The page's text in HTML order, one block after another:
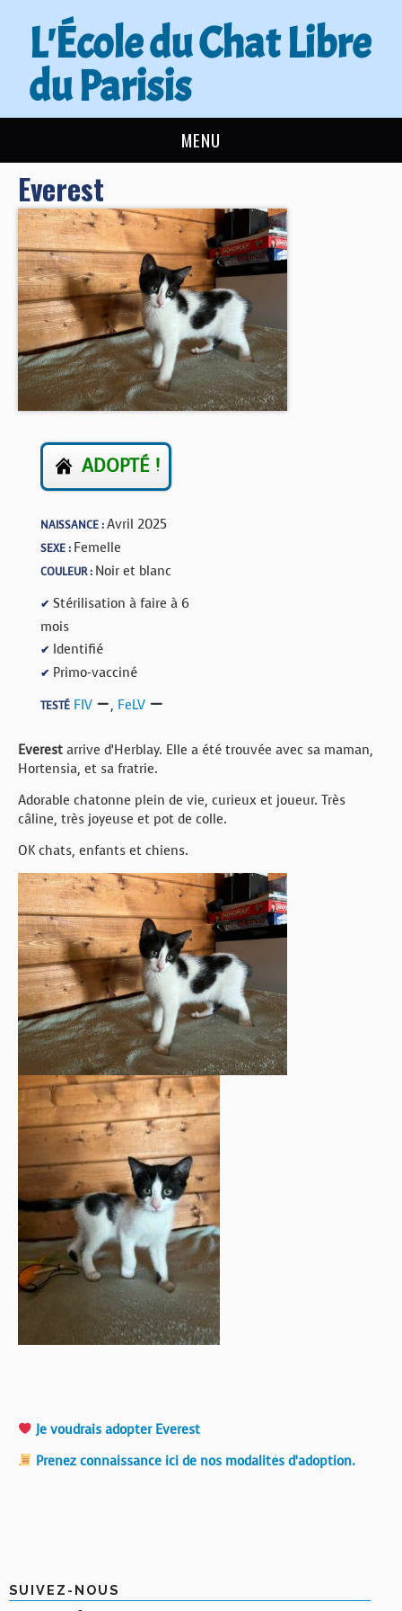
L'École du Chat Libre
du Parisis
MENU
L’ÉCOLE DU CHAT
ACTUALITÉS
ADOPTER
NOUS AIDER
CONTACT
BOUTIQUE
FORUM
Everest
ADOPTÉ !
NAISSANCE :Avril 2025
SEXE : Femelle
COULEUR : Noir et blanc
✔ Stérilisation à faire à 6
mois
✔ Identifié
✔ Primo-vacciné
TESTÉ FIV , FeLV
Everest arrive d’Herblay. Elle a été trouvée avec sa maman,
Hortensia, et sa fratrie.
Adorable chatonne plein de vie, curieux et joueur. Très
câline, très joyeuse et pot de colle.
OK chats, enfants et chiens.
Je voudrais adopter Everest
Prenez connaissance ici de nos modalités d’adoption.
SUIVEZ-NOUS